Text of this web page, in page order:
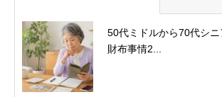
50代ミドルから70代シ
財布事情2...